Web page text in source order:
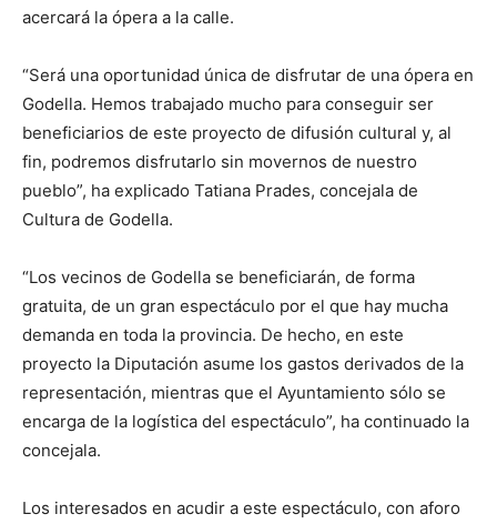
acercará la ópera a la calle.
“Será una oportunidad única de disfrutar de una ópera en
Godella. Hemos trabajado mucho para conseguir ser
beneficiarios de este proyecto de difusión cultural y, al
fin, podremos disfrutarlo sin movernos de nuestro
pueblo”, ha explicado Tatiana Prades, concejala de
Cultura de Godella.
“Los vecinos de Godella se beneficiarán, de forma
gratuita, de un gran espectáculo por el que hay mucha
demanda en toda la provincia. De hecho, en este
proyecto la Diputación asume los gastos derivados de la
representación, mientras que el Ayuntamiento sólo se
encarga de la logística del espectáculo”, ha continuado la
concejala.
Los interesados en acudir a este espectáculo, con aforo